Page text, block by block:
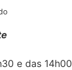
e das